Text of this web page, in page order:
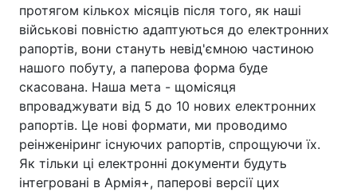
протягом кількох місяців після того, як наші
військові повністю адаптуються до електронних
рапортів, вони стануть невід'ємною частиною
нашого побуту, а паперова форма буде
скасована. Наша мета - щомісяця
впроваджувати від 5 до 10 нових електронних
рапортів. Це нові формати, ми проводимо
реінженіринг існуючих рапортів, спрощуючи їх.
Як тільки ці електронні документи будуть
інтегровані в Армія+, паперові версії цих